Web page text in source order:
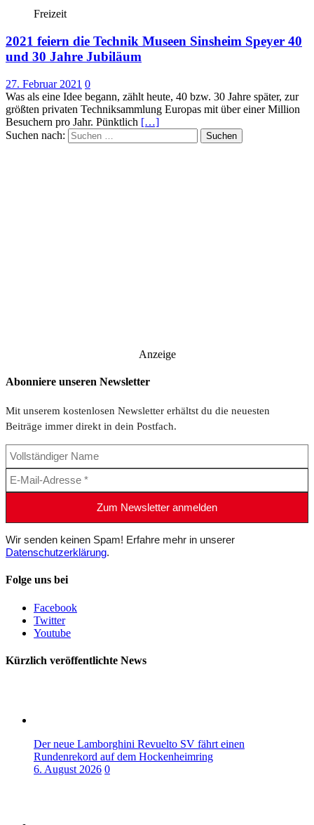
Freizeit
2021 feiern die Technik Museen Sinsheim Speyer 40
und 30 Jahre Jubiläum
27. Februar 2021 0
Was als eine Idee begann, zählt heute, 40 bzw. 30 Jahre später, zur
größten privaten Techniksammlung Europas mit über einer Million
Besuchern pro Jahr. Pünktlich […]
Suchen nach:
Anzeige
Abonniere unseren Newsletter
Mit unserem kostenlosen Newsletter erhältst du die neuesten
Beiträge immer direkt in dein Postfach.
Wir senden keinen Spam! Erfahre mehr in unserer
Datenschutzerklärung.
Folge uns bei
Facebook
Twitter
Youtube
Kürzlich veröffentlichte News
Der neue Lamborghini Revuelto SV fährt einen
Rundenrekord auf dem Hockenheimring
6. August 2026 0